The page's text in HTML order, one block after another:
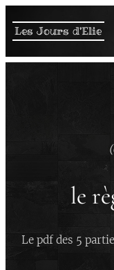
Les Jours d'Elie
le
Le pdf des 5